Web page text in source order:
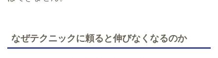
なぜテクニックに頼ると伸びなくなるのか